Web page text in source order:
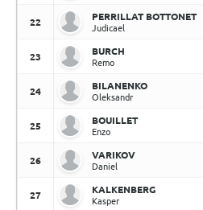
22
PERRILLAT BOTTONET
Judicael
23
BURCH
Remo
24
BILANENKO
Oleksandr
25
BOUILLET
Enzo
26
VARIKOV
Daniel
27
KALKENBERG
Kasper